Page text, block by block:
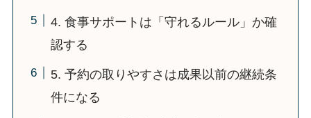
4. 食事サポートは「守れるルール」か確
認する
5. 予約の取りやすさは成果以前の継続条
件になる